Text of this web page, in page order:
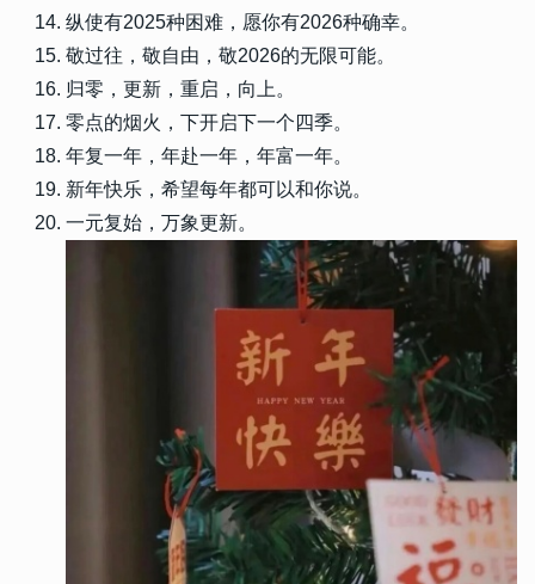
纵使有2025种困难，愿你有2026种确幸。
敬过往，敬自由，敬2026的无限可能。
归零，更新，重启，向上。
零点的烟火，下开启下一个四季。
年复一年，年赴一年，年富一年。
新年快乐，希望每年都可以和你说。
一元复始，万象更新。